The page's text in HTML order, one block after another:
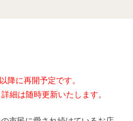
降に再開予定です。
細は随時更新いたします。